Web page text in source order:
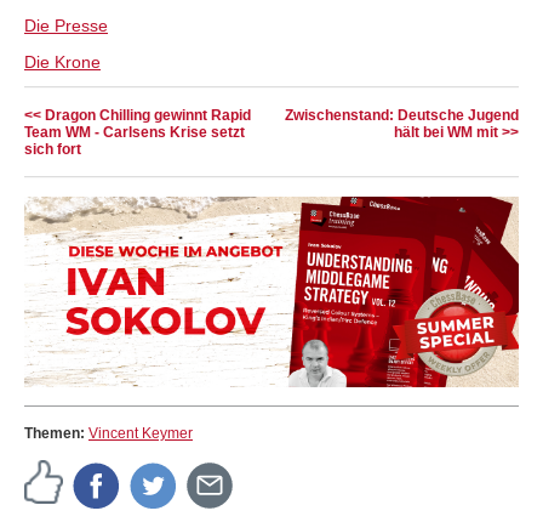
Die Presse
Die Krone
<< Dragon Chilling gewinnt Rapid
Team WM - Carlsens Krise setzt
sich fort
Zwischenstand: Deutsche Jugend
hält bei WM mit >>
Themen: Vincent Keymer